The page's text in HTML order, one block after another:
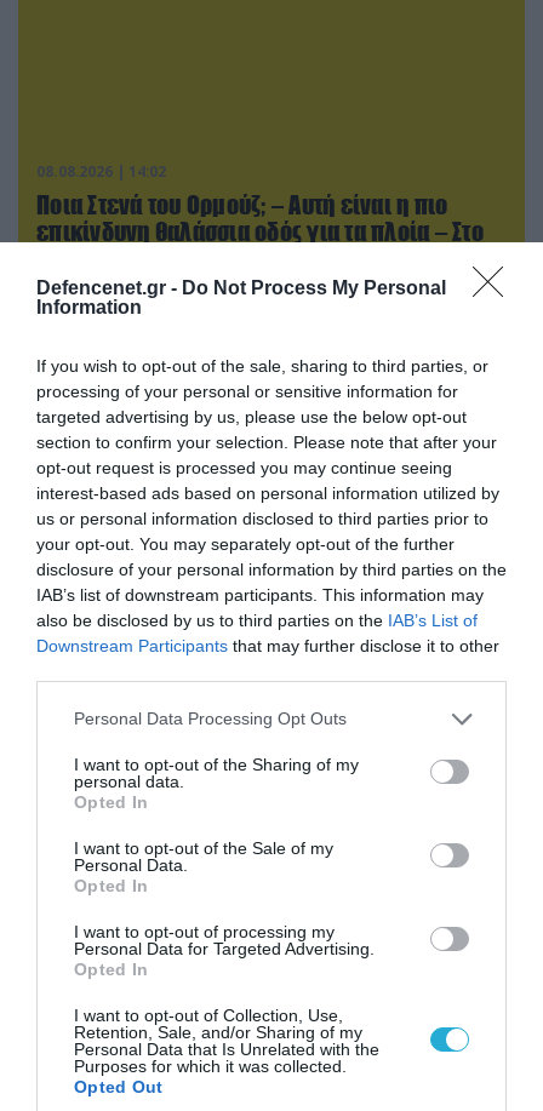
Defencenet.gr - Do Not Process My Personal
Information
If you wish to opt-out of the sale, sharing to third parties, or
processing of your personal or sensitive information for
targeted advertising by us, please use the below opt-out
section to confirm your selection. Please note that after your
opt-out request is processed you may continue seeing
interest-based ads based on personal information utilized by
us or personal information disclosed to third parties prior to
your opt-out. You may separately opt-out of the further
disclosure of your personal information by third parties on the
IAB’s list of downstream participants. This information may
also be disclosed by us to third parties on the IAB’s List of
Downstream Participants that may further disclose it to other
Please note that this website/app uses one or more Google
not limited to your visit or usage behaviour. You may click to
grant or deny consent to Google and its third-party tags to
use your data for below specified purposes in below Google
consent section.
Personal Data Processing Opt Outs
I want to opt-out of the Sharing of my
personal data.
Opted In
I want to opt-out of the Sale of my
Personal Data.
Opted In
I want to opt-out of processing my
Personal Data for Targeted Advertising.
Opted In
I want to opt-out of Collection, Use,
Retention, Sale, and/or Sharing of my
Personal Data that Is Unrelated with the
Purposes for which it was collected.
Opted Out
08.08.2026 | 14:02
Ποια Στενά του Ορμούζ; – Αυτή είναι η πιο
επικίνδυνη θαλάσσια οδός για τα πλοία – Στο
08.08.2026 | 09:02
«Η απόλυτη τραγωδία»: Η «αιχμηρή» ανάρτηση
07.08.2026 | 20:02